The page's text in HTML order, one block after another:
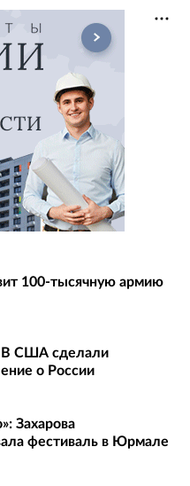
100-тысячную армию
В США сделали
о России
Захарова
фестиваль в Юрмале